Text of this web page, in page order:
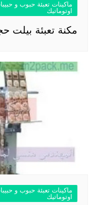
ماكينات تعبئة حبوب و
اوتوماتيك
مكنة تعبئة بيلت
ماكينات تعبئة حبوب و
اوتوماتيك